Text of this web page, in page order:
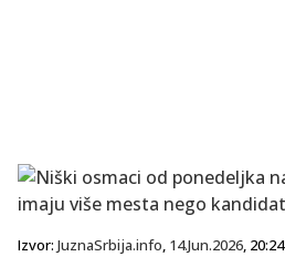
Izvor: JuznaSrbija.info, 14.Jun.2026, 20:24